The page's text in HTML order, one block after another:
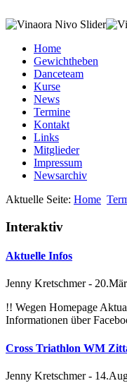
Home
Gewichtheben
Danceteam
Kurse
News
Termine
Kontakt
Links
Mitglieder
Impressum
Newsarchiv
Aktuelle Seite: Home
Interaktiv
Aktuelle Infos
Jenny Kretschmer-
!! Wegen Homepage
Informationen über
Cross Triathlon WM
Jenny Kretschmer-